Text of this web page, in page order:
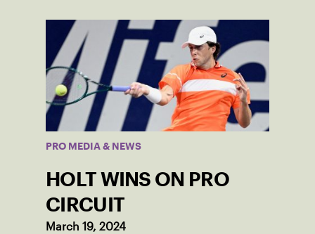
PRO MEDIA & NEWS
HOLT WINS ON PRO
CIRCUIT
March 19, 2024